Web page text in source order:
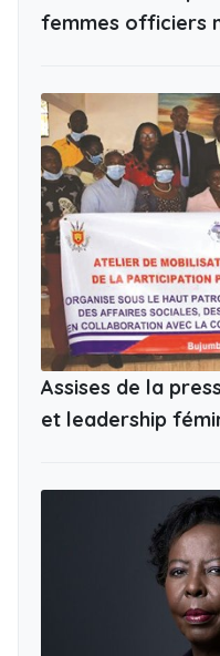
femmes officiers
Assises de la
et leadership